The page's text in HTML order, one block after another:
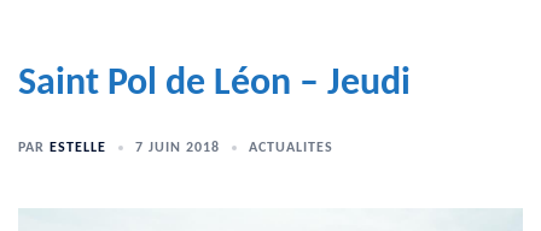
Saint Pol de Léon – Jeudi
PAR ESTELLE 7 JUIN 2018 ACTUALITES